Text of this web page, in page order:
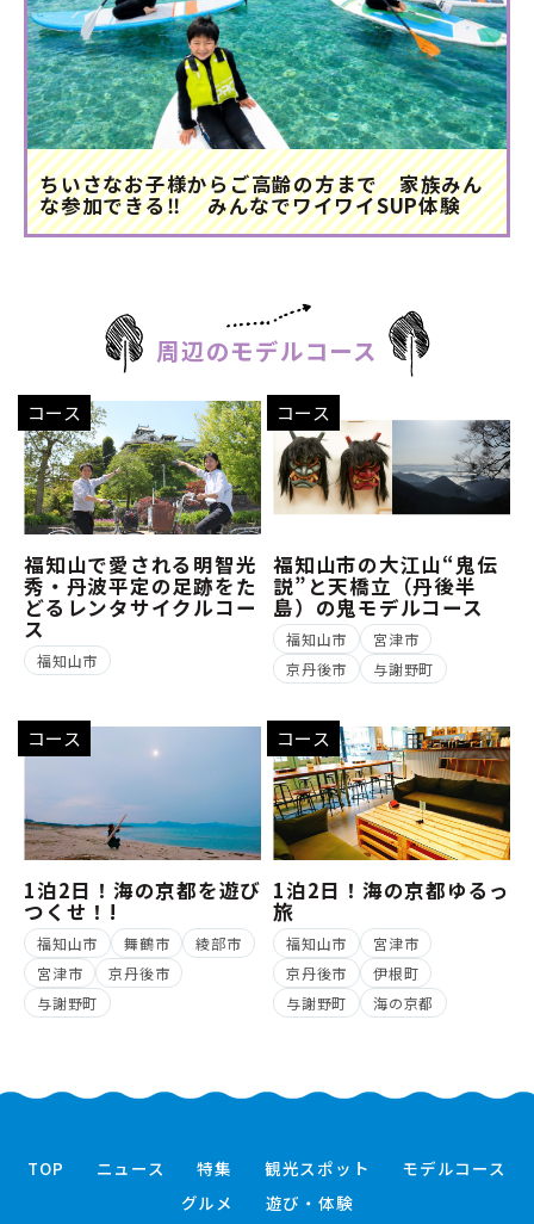
ちいさなお子様からご高齢の方まで 家族みん
な参加できる‼ みんなでワイワイSUP体験
周辺のモデルコース
コース
福知山で愛される明智光
秀・丹波平定の足跡をた
どるレンタサイクルコー
ス
福知山市
コース
福知山市の大江山“鬼伝
説”と天橋立（丹後半
島）の鬼モデルコース
福知山市
宮津市
京丹後市
与謝野町
コース
1泊2日！海の京都を遊び
つくせ！!
福知山市 舞鶴市
綾部市
宮津市
京丹後市
与謝野町
コース
1泊2日！海の京都ゆるっ
旅
福知山市
宮津市
京丹後市
伊根町
与謝野町
海の京都
TOP ニュース 特集 観光スポット
モデルコース
グルメ
遊び・体験